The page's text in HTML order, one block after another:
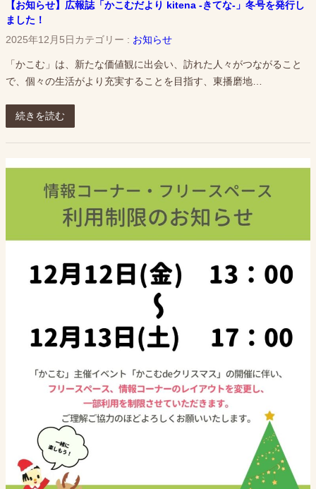
【お知らせ】広報誌「かこむだより kitena -きてな-」冬号を発行し
ました！
2025年12月5日 カテゴリー : お知らせ
「かこむ」は、新たな価値観に出会い、訪れた人々がつながること
で、個々の生活がより充実することを目指す、東播磨地…
続きを読む